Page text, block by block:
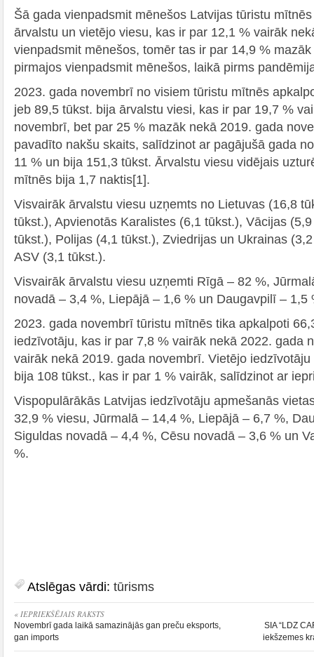
Šā gada vienpadsmit mēnešos Latvijas tūristu
ārvalstu un vietējo viesu, kas ir par 12,1 % vairāk
vienpadsmit mēnešos, tomēr tas ir par 14,9 %
pirmajos vienpadsmit mēnešos, laikā pirms
2023. gada novembrī no visiem tūristu mītnēs
jeb 89,5 tūkst. bija ārvalstu viesi, kas ir par 19,7 %
novembrī, bet par 25 % mazāk nekā 2019. gada
pavadīto nakšu skaits, salīdzinot ar pagājušā gada
11 % un bija 151,3 tūkst. Ārvalstu viesu vidējais
mītnēs bija 1,7 naktis[1].
Visvairāk ārvalstu viesu uzņemts no Lietuvas (16,8
tūkst.), Apvienotās Karalistes (6,1 tūkst.), Vācijas
tūkst.), Polijas (4,1 tūkst.), Zviedrijas un Ukrainas
ASV (3,1 tūkst.).
Visvairāk ārvalstu viesu uzņemti Rīgā – 82 %,
novadā – 3,4 %, Liepājā – 1,6 % un Daugavpilī – 1,5
2023. gada novembrī tūristu mītnēs tika apkalpoti
iedzīvotāju, kas ir par 7,8 % vairāk nekā 2022. gada
vairāk nekā 2019. gada novembrī. Vietējo
bija 108 tūkst., kas ir par 1 % vairāk, salīdzinot ar
Vispopulārākās Latvijas iedzīvotāju apmešanās
32,9 % viesu, Jūrmalā – 14,4 %, Liepājā – 6,7 %,
Siguldas novadā – 4,4 %, Cēsu novadā – 3,6 % un
%.
Atslēgas vārdi: tūrisms
« IEPRIEKŠĒJAIS RAKSTS
Novembrī gada laikā samazinājās gan preču eksports,
gan imports
SIA “LDZ
iekšzemes